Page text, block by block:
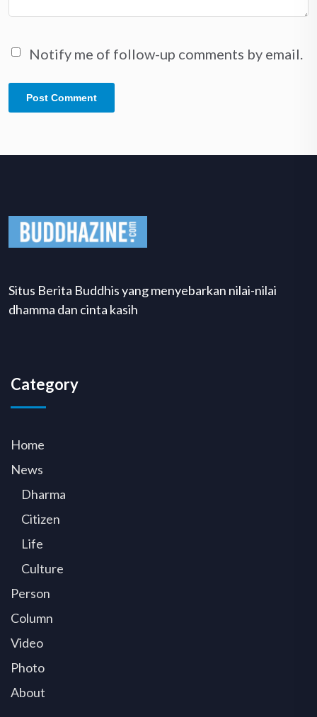
Notify me of follow-up comments by email.
Situs Berita Buddhis yang menyebarkan nilai-nilai
dhamma dan cinta kasih
Category
Home
News
Dharma
Citizen
Life
Culture
Person
Column
Video
Photo
About